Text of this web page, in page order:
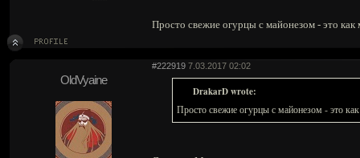
Просто свежие огурцы с майонезом - это
#222919 7.03.2017 02:02
OldVyaine
DrakarD wrote:
Просто свежие огурцы с майонезом - это